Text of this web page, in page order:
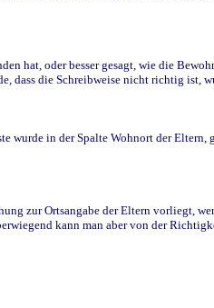
hat, oder besser gesagt, wie die
dass die Schreibweise nicht richtig ist,
in der Spalte Wohnort der Eltern,
zur Ortsangabe der Eltern vorliegt,
kann man aber von der